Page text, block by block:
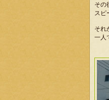
その
スピ
それ
一人